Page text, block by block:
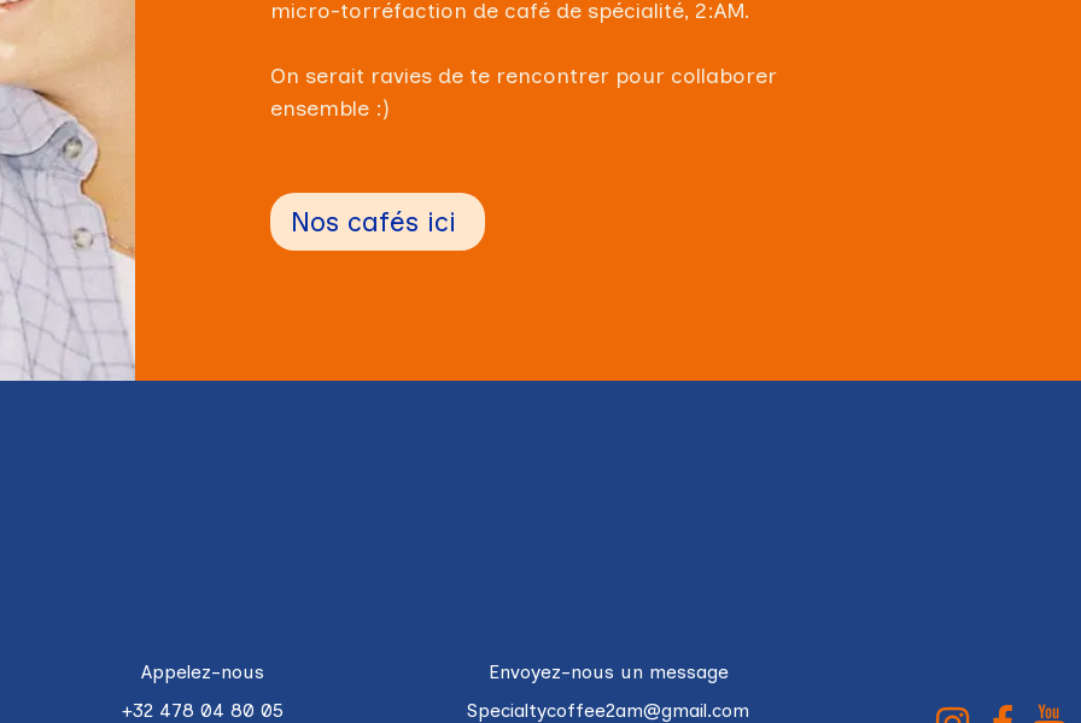
micro-torréfaction de café de spécialité, 2:AM.
On serait ravies de te rencontrer pour collaborer
ensemble :)
Nos cafés ici
Appelez-nous
+32 478 04 80 05
Envoyez-nous un message
Specialtycoffee2am@gmail.com